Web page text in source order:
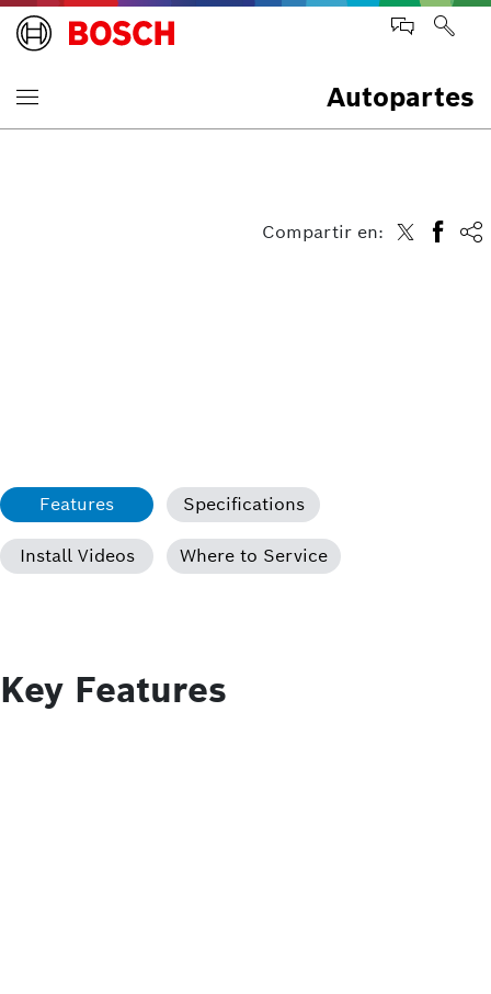
Autopartes
Compartir en:
Features Specifications
Install Videos Where to Service
Key Features